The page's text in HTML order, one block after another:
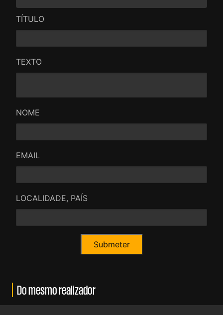
TÍTULO
TEXTO
NOME
EMAIL
LOCALIDADE, PAÍS
Do mesmo realizador